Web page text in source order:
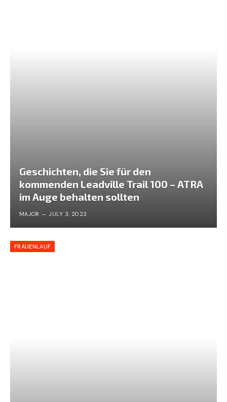
Geschichten, die Sie für den
kommenden Leadville Trail 100 – ATRA
im Auge behalten sollten
MAJOR JULY 3, 2023
FRAUENLAUF